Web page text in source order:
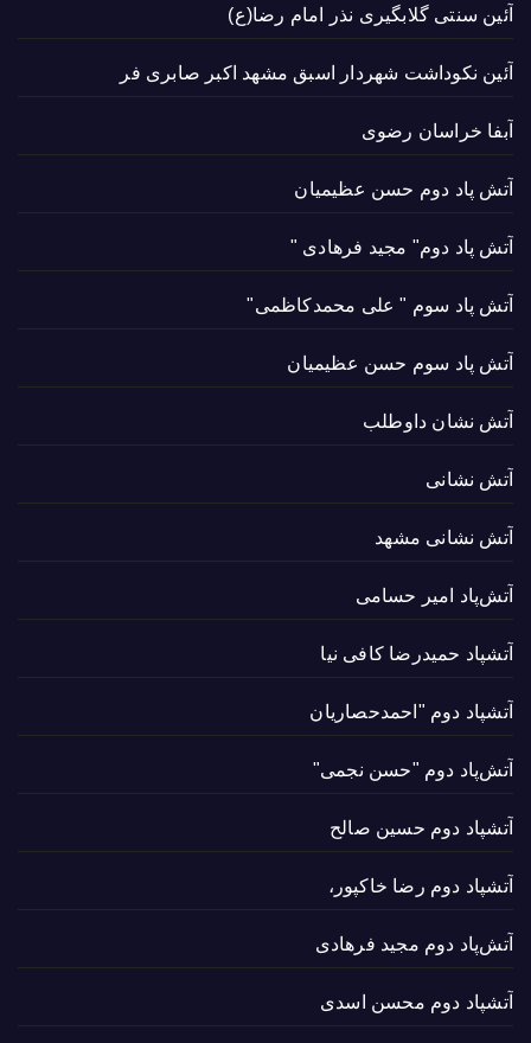
آئین سنتی گلابگیری نذر امام رضا(ع)
آئین نکوداشت شهردار اسبق مشهد اکبر صابری فر
آبفا خراسان رضوی
آتش پاد دوم حسن عظیمیان
آتش پاد دوم" مجید فرهادی "
آتش پاد سوم " علی محمدکاظمی"
آتش پاد سوم حسن عظیمیان
آتش نشان داوطلب
آتش نشانی
آتش نشانی مشهد
آتش‌پاد امیر حسامی
آتشپاد حميدرضا کافی نیا
آتشپاد دوم "احمدحصاریان
آتش‌پاد دوم "حسن نجمی"
آتشپاد دوم حسین صالح
آتشپاد دوم رضا خاکپور،
آتش‌پاد دوم مجید فرهادی
آتشپاد دوم محسن اسدی